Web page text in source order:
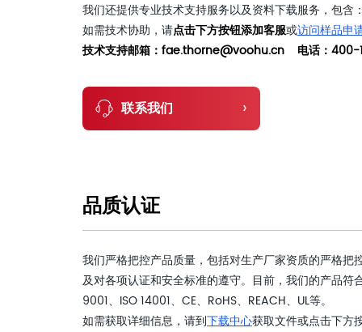
我们还提供专业技术支持服务以及资料下载服务，包
如需技术协助，请点击下方按钮添加客服或访问样品申
技术支持邮箱：fae.thorne@voohu.cn 电话：400-
联系我们 ›
品质认证
我们严格把控产品质量，包括对生产厂家资质的严格把
及对各项认证和安全标准的遵守。目前，我们的产品符
9001、ISO 14001、CE、RoHS、REACH、UL等。
如需获取详细信息，请到下载中心获取文件或点击下方